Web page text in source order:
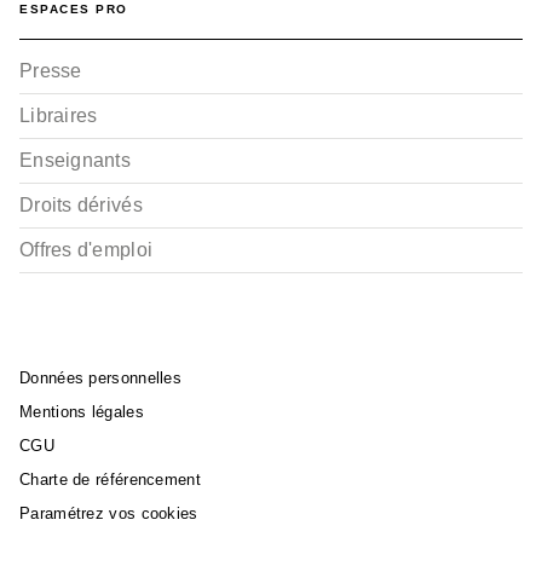
ESPACES PRO
Presse
Libraires
Enseignants
Droits dérivés
Offres d'emploi
Données personnelles
Mentions légales
CGU
Charte de référencement
Paramétrez vos cookies